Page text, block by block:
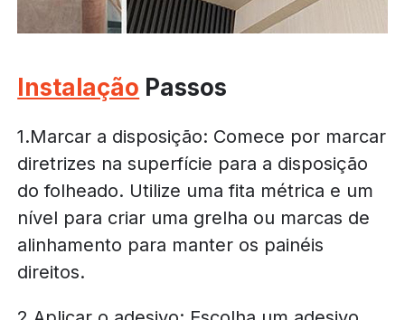
Instalação Passos
1.Marcar a disposição: Comece por marcar
diretrizes na superfície para a disposição
do folheado. Utilize uma fita métrica e um
nível para criar uma grelha ou marcas de
alinhamento para manter os painéis
direitos.